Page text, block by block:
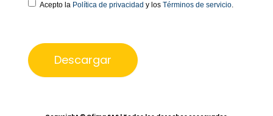
Acepto la Política de privacidad y los Términos de servicio.